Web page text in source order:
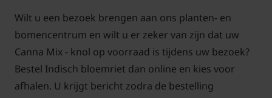
opslagruimte donker, koel (maar vorstvrij) en
droog is. In het voorjaar, na de laatste vorst,
kunnen de knollen weer in de grond of in
groei- en bloeiseizoen.
Wilt u een bezoek brengen aan ons planten- en
bomencentrum en wilt u er zeker van zijn dat uw
Canna Mix - knol op voorraad is tijdens uw bezoek?
Bestel Indisch bloemriet dan online en kies voor
afhalen. U krijgt bericht zodra de bestelling